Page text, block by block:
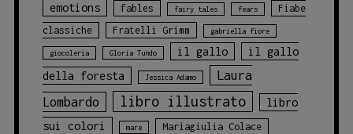
emotions
fables fairy tales fears
Fiabe
classiche
Fratelli Grimm gabriella fiore
giocoleria Gloria Tundo il gallo
il gallo
della foresta
Jessica Adamo
Laura
Lombardo
libro illustrato
libro
sui colori
mare Mariagiulia Colace